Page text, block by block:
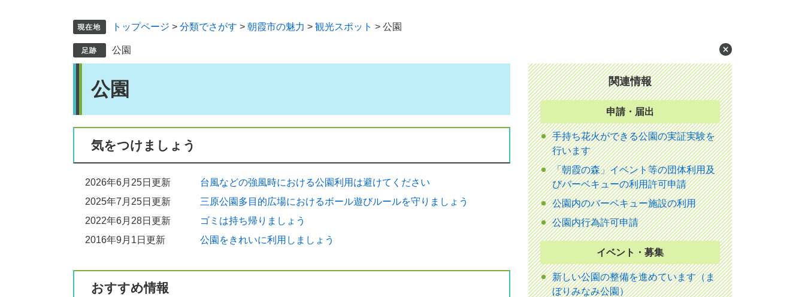
トップページ > 分類でさがす > 朝霞市の魅力 > 観光スポット > 公園
公園
公園
気をつけましょう
2026年6月25日更新
台風などの強風時における公園利用は避けてください
2025年7月25日更新
三原公園多目的広場におけるボール遊びルールを守りましょう
2022年6月28日更新
ゴミは持ち帰りましょう
2016年9月1日更新
公園をきれいに利用しましょう
おすすめ情報
関連情報
申請・届出
手持ち花火ができる公園の実証実験を
行います
「朝霞の森」イベント等の団体利用及
びバーベキューの利用許可申請
公園内のバーベキュー施設の利用
公園内行為許可申請
イベント・募集
新しい公園の整備を進めています（ま
ぼりみなみ公園）